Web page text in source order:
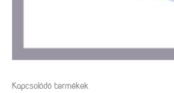
Kapcsolódó termékek